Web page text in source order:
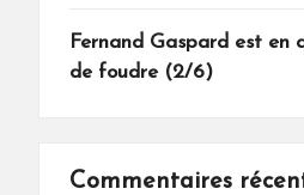
Fernand Gaspard est en
de foudre (2/6)
Commentaires